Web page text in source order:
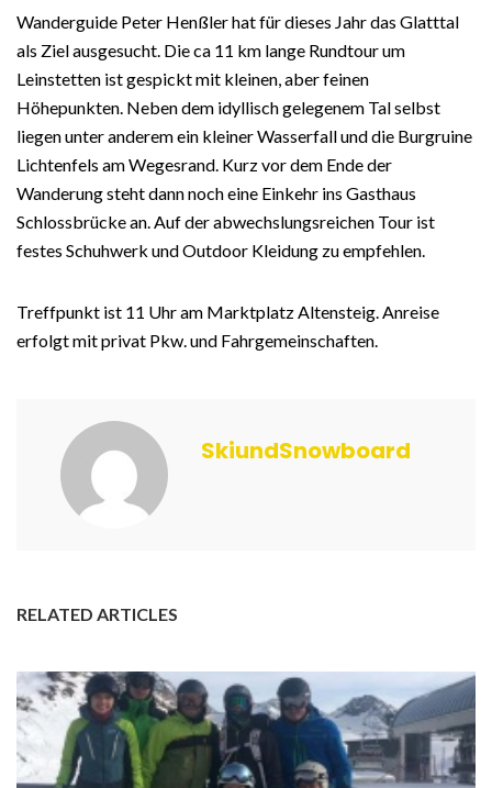
Wanderguide Peter Henßler hat für dieses Jahr das Glatttal
als Ziel ausgesucht. Die ca 11 km lange Rundtour um
Leinstetten ist gespickt mit kleinen, aber feinen
Höhepunkten. Neben dem idyllisch gelegenem Tal selbst
liegen unter anderem ein kleiner Wasserfall und die Burgruine
Lichtenfels am Wegesrand. Kurz vor dem Ende der
Wanderung steht dann noch eine Einkehr ins Gasthaus
Schlossbrücke an. Auf der abwechslungsreichen Tour ist
festes Schuhwerk und Outdoor Kleidung zu empfehlen.
Treffpunkt ist 11 Uhr am Marktplatz Altensteig. Anreise
erfolgt mit privat Pkw. und Fahrgemeinschaften.
SkiundSnowboard
RELATED ARTICLES